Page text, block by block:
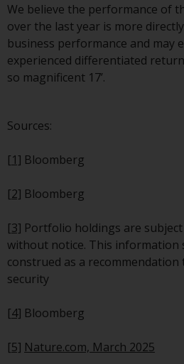
Bestimmte
möglicherweise
Informationen über
Funds, eine
von Redwheel
werden nur durch
Verkaufsprospekt
vollständigere
über die Teilfonds,
und andere
absichtlich an
We believe the performance of
over the last year is more
business performance and may
experienced differentiated
so magnificent 17’.
Sources:
[1] Bloomberg
[2] Bloomberg
[3] Portfolio holdings are
without notice. This information
construed as a
security
[4] Bloomberg
[5] Nature.com, March 2025